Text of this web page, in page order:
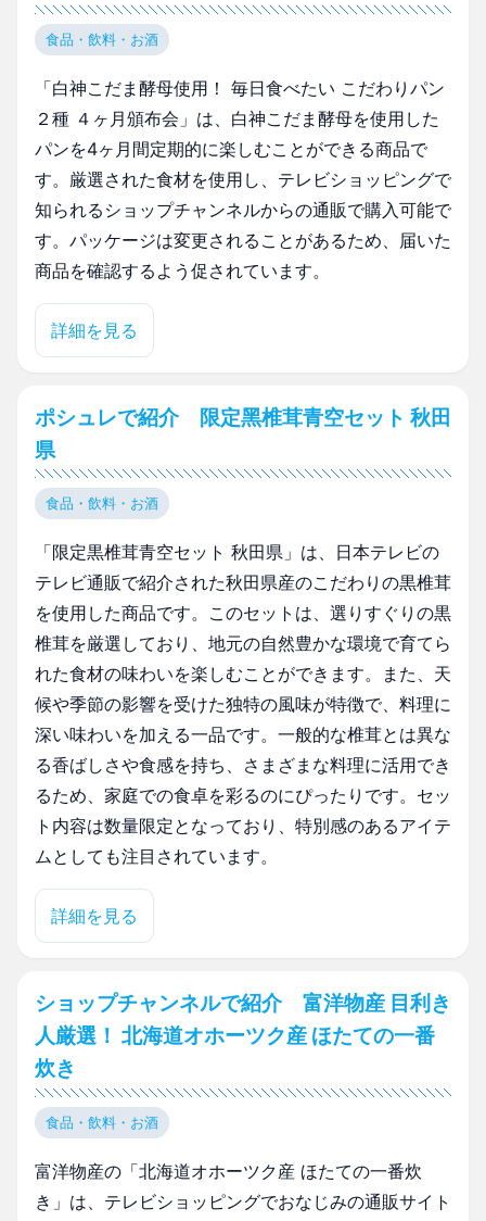
食品・飲料・お酒
「白神こだま酵母使用！ 毎日食べたい こだわりパン
２種 ４ヶ月頒布会」は、白神こだま酵母を使用した
パンを4ヶ月間定期的に楽しむことができる商品で
す。厳選された食材を使用し、テレビショッピングで
知られるショップチャンネルからの通販で購入可能で
す。パッケージは変更されることがあるため、届いた
商品を確認するよう促されています。
詳細を見る
ポシュレで紹介 限定黑椎茸青空セット 秋田
県
食品・飲料・お酒
「限定黒椎茸青空セット 秋田県」は、日本テレビの
テレビ通販で紹介された秋田県産のこだわりの黒椎茸
を使用した商品です。このセットは、選りすぐりの黒
椎茸を厳選しており、地元の自然豊かな環境で育てら
れた食材の味わいを楽しむことができます。また、天
候や季節の影響を受けた独特の風味が特徴で、料理に
深い味わいを加える一品です。一般的な椎茸とは異な
る香ばしさや食感を持ち、さまざまな料理に活用でき
るため、家庭での食卓を彩るのにぴったりです。セッ
ト内容は数量限定となっており、特別感のあるアイテ
ムとしても注目されています。
詳細を見る
ショップチャンネルで紹介 富洋物産 目利き
人厳選！ 北海道オホーツク産 ほたての一番
炊き
食品・飲料・お酒
富洋物産の「北海道オホーツク産 ほたての一番炊
き」は、テレビショッピングでおなじみの通販サイト